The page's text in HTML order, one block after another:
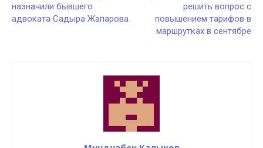
назначили бывшего
адвоката Садыра Жапарова
решить вопрос с
повышением тарифов в
маршрутках в сентябре